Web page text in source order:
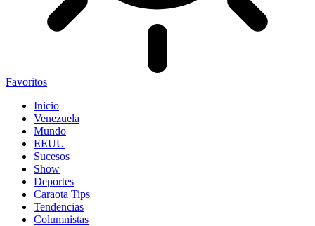
Favoritos
Inicio
Venezuela
Mundo
EEUU
Sucesos
Show
Deportes
Caraota Tips
Tendencias
Columnistas